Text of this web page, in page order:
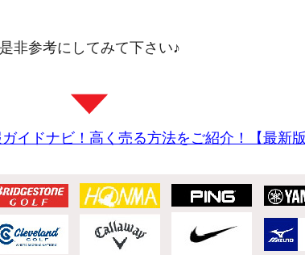
非参考にしてみて下さい♪
イドナビ！高く売る方法をご紹介！【最新版